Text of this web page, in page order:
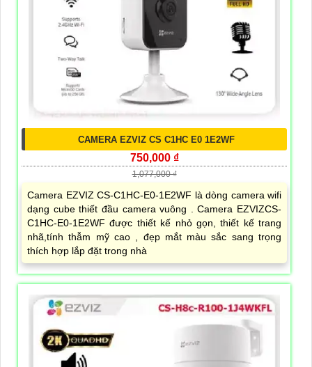
CAMERA EZVIZ CS C1HC E0 1E2WF
750,000 ₫
1,077,000 ₫
Camera EZVIZ CS-C1HC-E0-1E2WF là dòng camera wifi
dạng cube thiết đầu camera vuông . Camera EZVIZCS-
C1HC-E0-1E2WF được thiết kế nhỏ gọn, thiết kế trang
nhã,tính thẫm mỹ cao , đẹp mắt màu sắc sang trọng
thích hợp lắp đặt trong nhà